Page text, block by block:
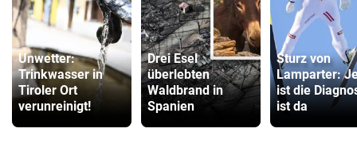
Unwetter:
Trinkwasser in
Tiroler Ort
verunreinigt!
Drei Esel
überlebten
Waldbrand in
Spanien
Sturz von
Lamparter:
ist die
ist da